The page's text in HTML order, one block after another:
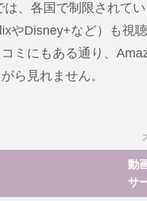
は、各国で制限されて
やDisney+など）も視聴
ミにもある通り、
ら見れません。
動
サ